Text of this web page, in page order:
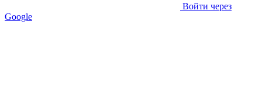
Войти через
Google